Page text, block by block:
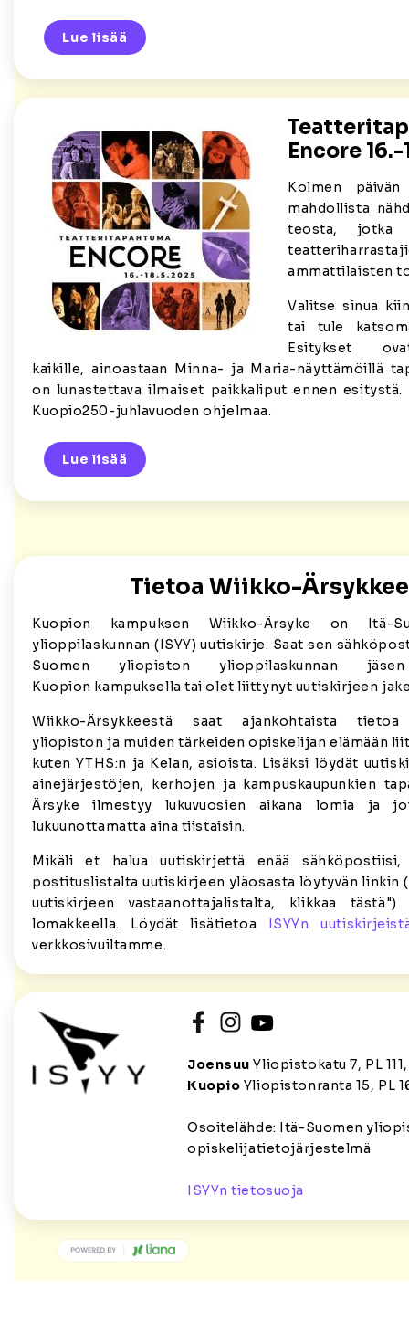
Lue lisää
Encore 16.-
Kolmen
mahdollista
teosta, jotka
ammattilaisten
Valitse sinua
tai tule
Esitykset
kaikille, ainoastaan Minna- ja Maria-näyttämöillä
on lunastettava ilmaiset paikkaliput ennen esitystä.
Kuopio250-juhlavuoden ohjelmaa.
Lue lisää
Tietoa Wiikko-
Kuopion kampuksen Wiikko-Ärsyke on Itä-
ylioppilaskunnan (ISYY) uutiskirje. Saat sen
Suomen yliopiston ylioppilaskunnan
Kuopion kampuksella tai olet liittynyt uutiskirjeen
Wiikko-Ärsykkeestä saat ajankohtaista tietoa
yliopiston ja muiden tärkeiden opiskelijan elämään
kuten YTHS:n ja Kelan, asioista. Lisäksi löydät
ainejärjestöjen, kerhojen ja kampuskaupunkien
Ärsyke ilmestyy lukuvuosien aikana lomia ja
lukuunottamatta aina tiistaisin.
Mikäli et halua uutiskirjettä enää
postituslistalta uutiskirjeen yläosasta löytyvän linkin
uutiskirjeen vastaanottajalistalta, klikkaa tästä")
lomakkeella. Löydät lisätietoa ISYYn
verkkosivuiltamme.
JoensuuYliopistokatu 7, PL
Kuopio Yliopistonranta 15, PL
Osoitelähde: Itä-Suomen
opiskelijatietojärjestelmä
ISYYn tietosuoja